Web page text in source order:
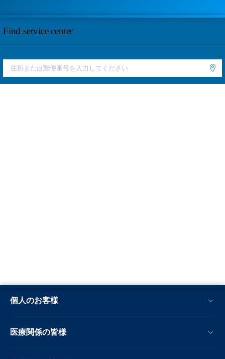
Find service center
個人のお客様
医療関係の皆様